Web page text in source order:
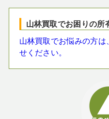
山林買取でお困りの所
山林買取でお悩みの方
せください。